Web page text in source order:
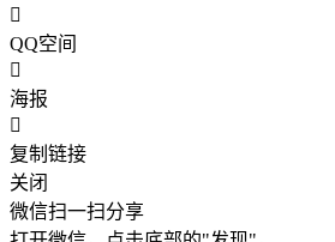
QQ空间
海报
复制链接
关闭
微信扫一扫分享